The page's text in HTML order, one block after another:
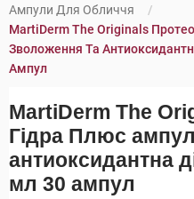
Ампули Для Обличчя
MartiDerm The Originals
Зволоження Та
Ампул
MartiDerm The
Гідра Плюс
антиоксидантна
мл 30 ампул